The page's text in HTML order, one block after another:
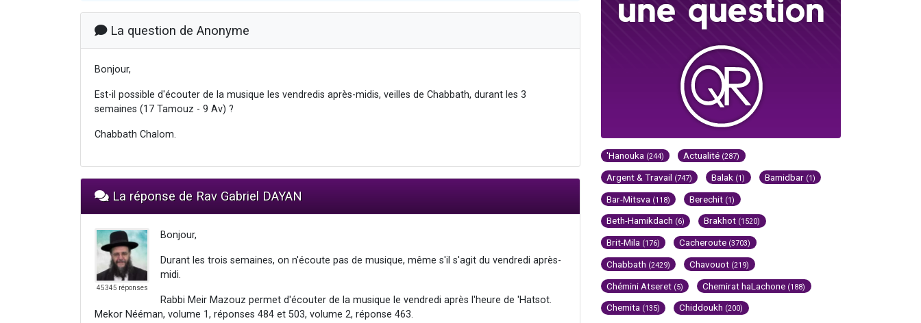
La question de Anonyme
Bonjour,
Est-il possible d'écouter de la musique les vendredis après-midis, veilles de Chabbath, durant les 3
semaines (17 Tamouz - 9 Av) ?
Chabbath Chalom.
La réponse de Rav Gabriel DAYAN
45345 réponses
Bonjour,
Durant les trois semaines, on n'écoute pas de musique, même s'il s'agit du vendredi après-
midi.
Rabbi Meir Mazouz permet d'écouter de la musique le vendredi après l'heure de 'Hatsot.
Mekor Nééman, volume 1, réponses 484 et 503, volume 2, réponse 463.
'Hanouka (244) Actualité (287)
Argent & Travail (747) Balak (1) Bamidbar (1)
Bar-Mitsva (118) Berechit (1)
Beth-Hamikdach (6) Brakhot (1520)
Brit-Mila (176) Cacheroute (3703)
Chabbath (2429) Chavouot (219)
Chémini Atseret (5) Chemirat haLachone (188)
Chemita (135) Chiddoukh (200)